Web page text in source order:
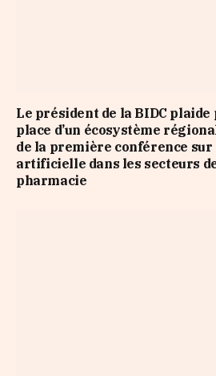
Le président de la BIDC plaide
place d’un écosystème
de la première conférence
artificielle dans les secteurs
pharmacie